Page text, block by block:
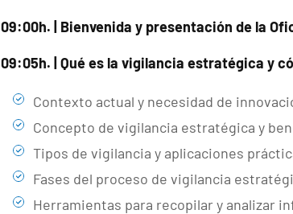
09:00h. | Bienvenida y presentación de la
09:05h. | Qué es la vigilancia estratégica y
Contexto actual y necesidad de
Concepto de vigilancia estratégica y
Tipos de vigilancia y aplicaciones
Fases del proceso de vigilancia
Herramientas para recopilar y analizar